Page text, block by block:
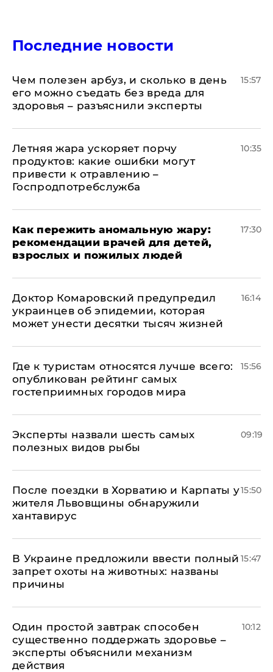
Последние новости
Чем полезен арбуз, и сколько в день
его можно съедать без вреда для
здоровья – разъяснили эксперты
15:57
Летняя жара ускоряет порчу
продуктов: какие ошибки могут
привести к отравлению –
Госпродпотребслужба
10:35
Как пережить аномальную жару:
рекомендации врачей для детей,
взрослых и пожилых людей
17:30
Доктор Комаровский предупредил
украинцев об эпидемии, которая
может унести десятки тысяч жизней
16:14
Где к туристам относятся лучше всего:
опубликован рейтинг самых
гостеприимных городов мира
15:56
Эксперты назвали шесть самых
полезных видов рыбы
09:19
После поездки в Хорватию и Карпаты у
жителя Львовщины обнаружили
хантавирус
15:50
В Украине предложили ввести полный
запрет охоты на животных: названы
причины
15:47
Один простой завтрак способен
существенно поддержать здоровье –
эксперты объяснили механизм
действия
10:12